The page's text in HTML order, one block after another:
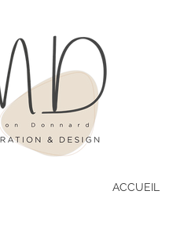
ACCUEIL